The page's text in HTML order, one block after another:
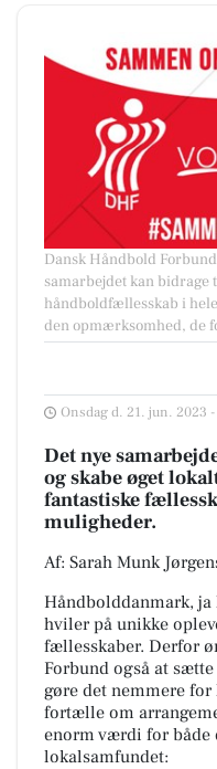
Dansk Håndbold
samarbejdet kan bidrage
håndboldfællesskab i
den opmærksomhed, de
Onsdag d. 21. jun. 2023
Det nye
og skabe øget
fantastiske
muligheder.
Af: Sarah Munk
Håndbolddanmark,
hviler på unikke
fællesskaber. Derfor
Forbund også at
gøre det nemmere
fortælle om
enorm værdi for både
lokalsamfundet: